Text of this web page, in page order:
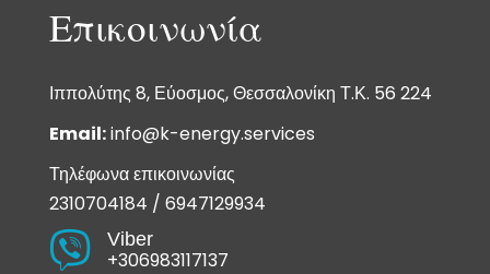
Επικοινωνία
Ιππολύτης 8, Εύοσμος, Θεσσαλονίκη Τ.Κ. 56 224
Email:info@k-energy.services
Τηλέφωνα επικοινωνίας
2310704184 / 6947129934
 Viber
+306983117137